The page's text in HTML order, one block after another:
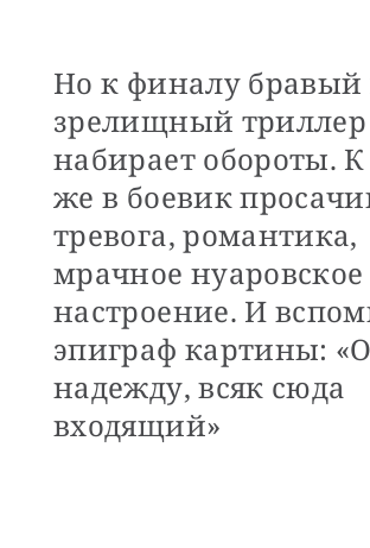
Но к финалу бравый
зрелищный триллер
набирает обороты.
же в боевик
тревога, романтика,
мрачное нуаровское
настроение. И
эпиграф картины:
надежду, всяк сюда
входящий»